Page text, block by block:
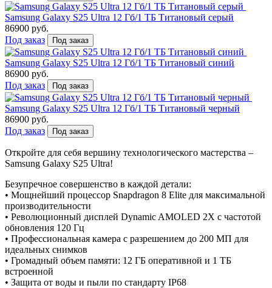
Samsung Galaxy S25 Ultra 12 Гб/1 ТБ Титановый серый
86900 руб.
Под заказ
Под заказ
Samsung Galaxy S25 Ultra 12 Гб/1 ТБ Титановый синий
86900 руб.
Под заказ
Под заказ
Samsung Galaxy S25 Ultra 12 Гб/1 ТБ Титановый черный
86900 руб.
Под заказ
Под заказ
Откройте для себя вершину технологического мастерства –
Samsung Galaxy S25 Ultra!
Безупречное совершенство в каждой детали:
• Мощнейший процессор Snapdragon 8 Elite для максимальной
производительности
• Революционный дисплей Dynamic AMOLED 2X с частотой
обновления 120 Гц
• Профессиональная камера с разрешением до 200 МП для
идеальных снимков
• Громадный объем памяти: 12 ГБ оперативной и 1 ТБ
встроенной
• Защита от воды и пыли по стандарту IP68